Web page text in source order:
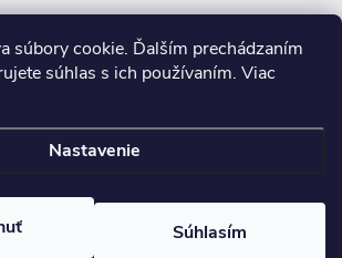
súbory cookie. Ďalším prechádzaním
súhlas s ich používaním. Viac
Nastavenie
Súhlasím
na Instagrame
FINERY I darčeky. Všetky práva vyhradené.